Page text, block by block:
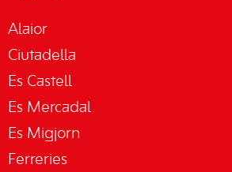
Alaior
Ciutadella
Es Castell
Es Mercadal
Es Migjorn
Ferreries